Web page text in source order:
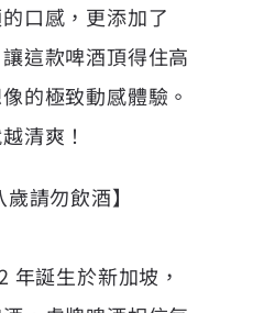
口感，更添加了
這款啤酒頂得住高
的極致動感體驗。
清爽！
請勿飲酒】
誕生於新加坡，